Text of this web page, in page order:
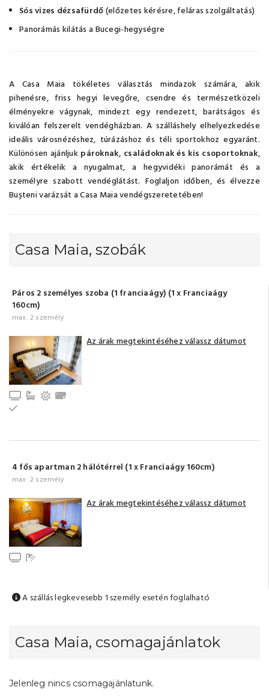
Sós vizes dézsafürdő(előzetes kérésre, feláras szolgáltatás)
Panorámás kilátás a Bucegi-hegységre
A Casa Maia tökéletes választás mindazok számára, akik
pihenésre, friss hegyi levegőre, csendre és természetközeli
élményekre vágynak, mindezt egy rendezett, barátságos és
kiválóan felszerelt vendégházban. A szálláshely elhelyezkedése
ideális városnézéshez, túrázáshoz és téli sportokhoz egyaránt.
Különösen ajánljuk pároknak, családoknak és kis csoportoknak,
akik értékelik a nyugalmat, a hegyvidéki panorámát és a
személyre szabott vendéglátást. Foglaljon időben, és élvezze
Bușteni varázsát a Casa Maia vendégszeretetében!
Casa Maia, szobák
Páros 2 személyes szoba (1 franciaágy) (1 x Franciaágy
160cm)
max. 2 személy
TV Fürdőszoba fürdőkáddal (saját)
Erkély/terasz
Az árak megtekintéséhez válassz dátumot
4 fős apartman 2 hálótérrel (1 x Franciaágy 160cm)
max. 2 személy
TV
Az árak megtekintéséhez válassz dátumot
A szállás legkevesebb 1 személy esetén foglalható
Casa Maia, csomagajánlatok
Jelenleg nincs csomagajánlatunk.